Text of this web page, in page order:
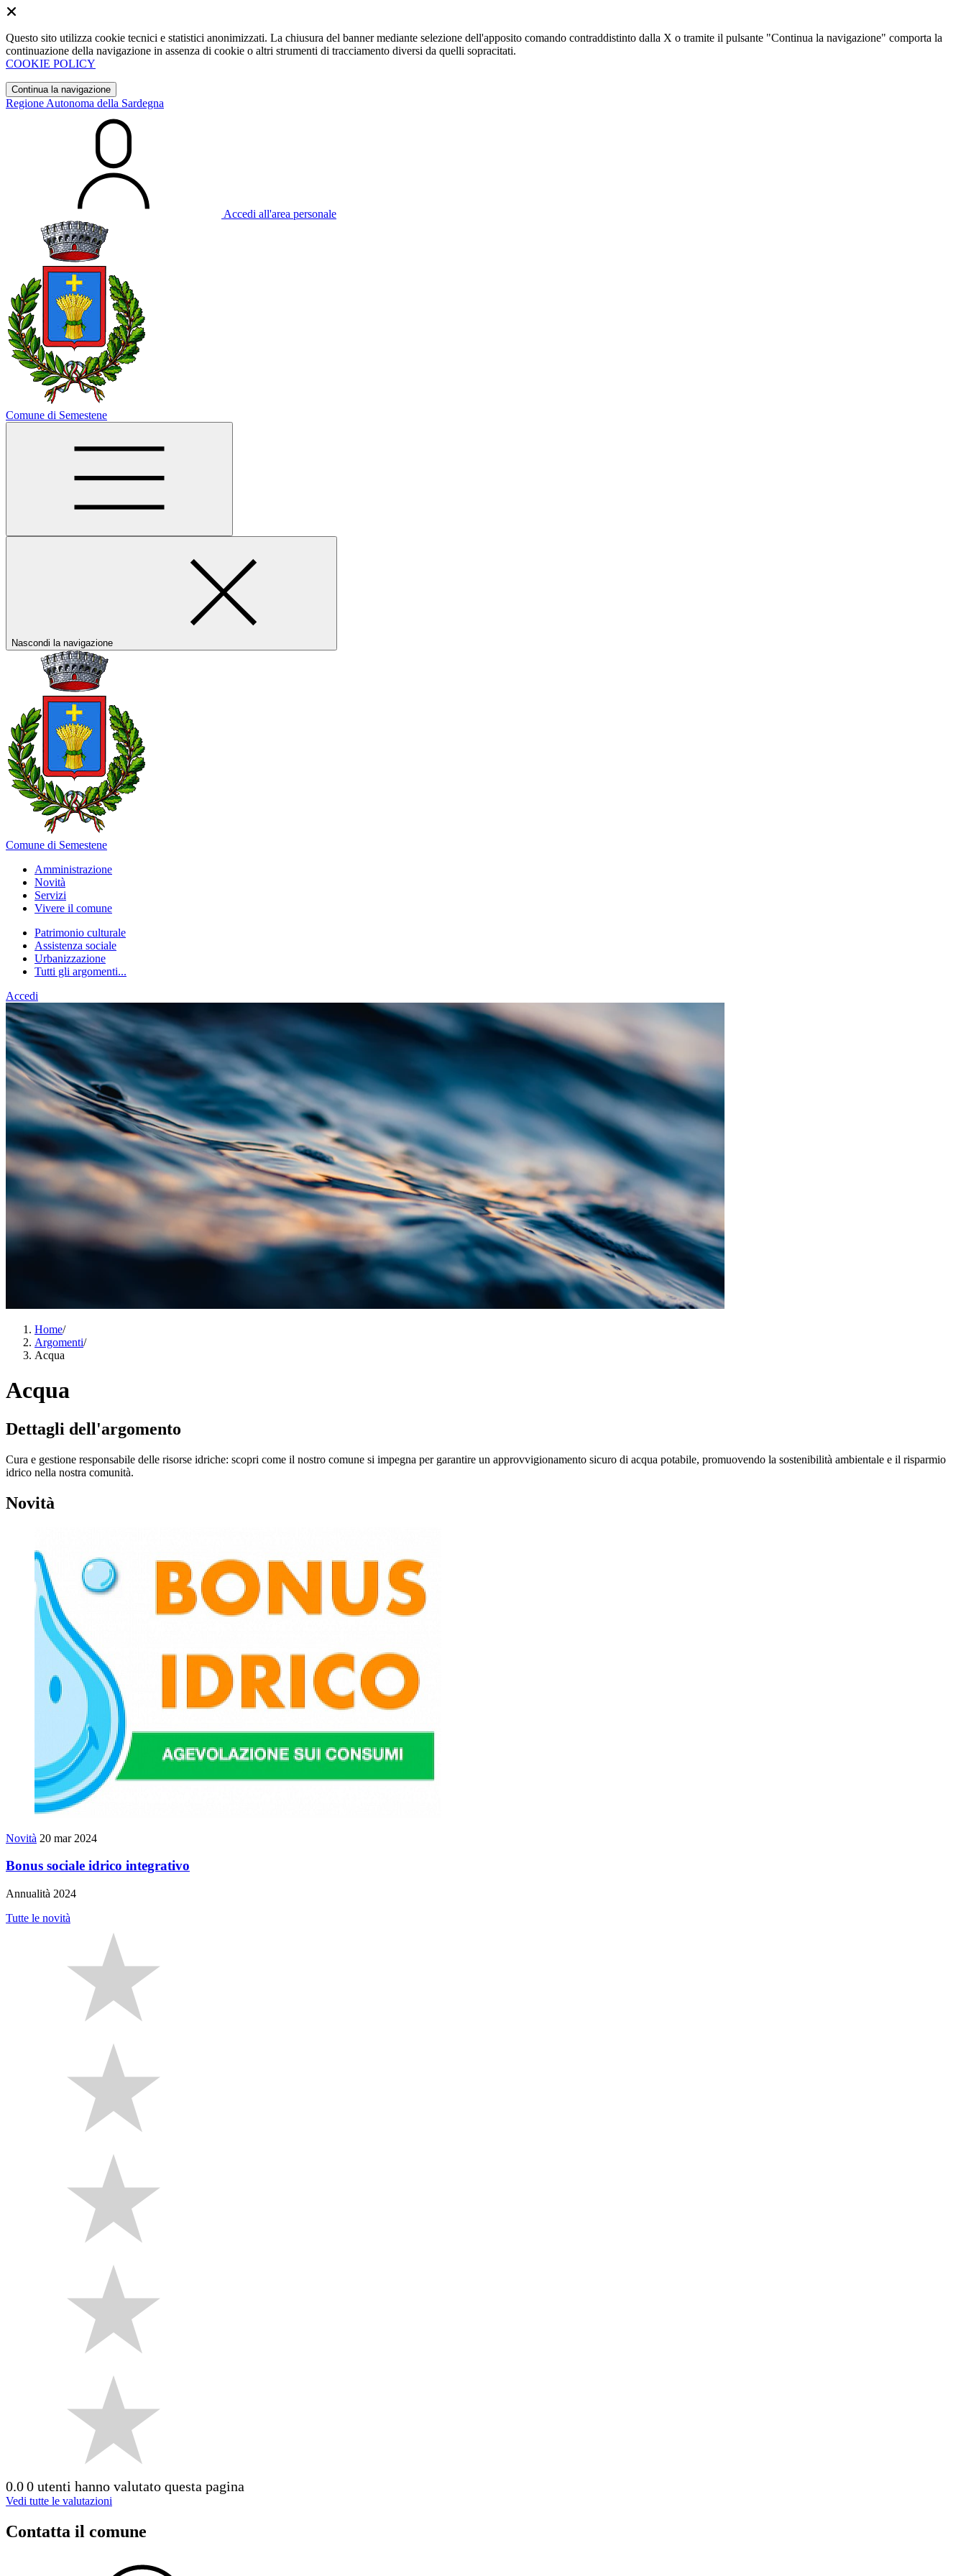
Questo sito utilizza cookie tecnici e statistici anonimizzati. La chiusura del banner mediante selezione dell'apposito comando contraddistinto dalla X o tramite il pulsante "Continua la navigazione" comporta la
continuazione della navigazione in assenza di cookie o altri strumenti di tracciamento diversi da quelli sopracitati.
COOKIE POLICY
Continua la navigazione
Regione Autonoma della Sardegna
Accedi all'area personale
Comune di Semestene
Nascondi la navigazione
Comune di Semestene
Amministrazione
Novità
Servizi
Vivere il comune
Patrimonio culturale
Assistenza sociale
Urbanizzazione
Tutti gli argomenti...
Accedi
Home/
Argomenti/
Acqua
Acqua
Dettagli dell'argomento
Cura e gestione responsabile delle risorse idriche: scopri come il nostro comune si impegna per garantire un approvvigionamento sicuro di acqua potabile, promuovendo la sostenibilità ambientale e il risparmio
idrico nella nostra comunità.
Novità
Novità 20 mar 2024
Bonus sociale idrico integrativo
Annualità 2024
Tutte le novità
0.00 utenti hanno valutato questa pagina
Vedi tutte le valutazioni
Contatta il comune